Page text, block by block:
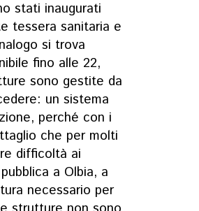
stati inaugurati
tessera sanitaria e
si trova
fino alle 22,
sono gestite da
un sistema
perché con i
che per molti
difficoltà ai
a Olbia, a
necessario per